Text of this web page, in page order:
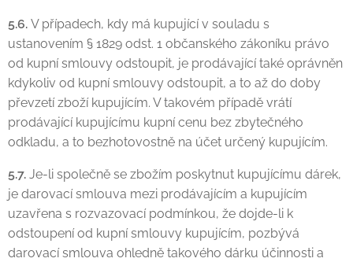
5.6. V případech, kdy má kupující v souladu s
ustanovením § 1829 odst. 1 občanského zákoníku právo
od kupní smlouvy odstoupit, je prodávající také oprávněn
kdykoliv od kupní smlouvy odstoupit, a to až do doby
převzetí zboží kupujícím. V takovém případě vrátí
prodávající kupujícímu kupní cenu bez zbytečného
odkladu, a to bezhotovostně na účet určený kupujícím.
5.7. Je-li společně se zbožím poskytnut kupujícímu dárek,
je darovací smlouva mezi prodávajícím a kupujícím
uzavřena s rozvazovací podmínkou, že dojde-li k
odstoupení od kupní smlouvy kupujícím, pozbývá
darovací smlouva ohledně takového dárku účinnosti a